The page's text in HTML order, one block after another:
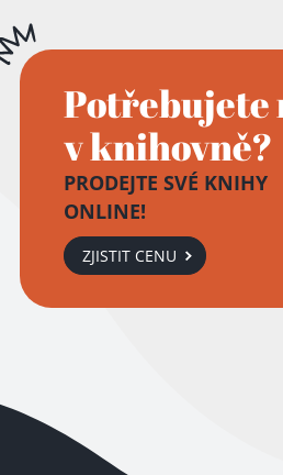
Potřebujete
v knihovně?
PRODEJTE SVÉ KNIHY
ONLINE!
ZJISTIT CENU